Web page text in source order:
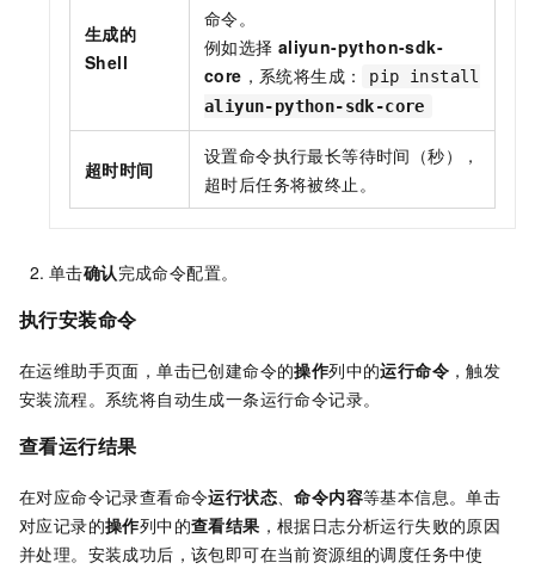
生成的
Shell
命令。
例如选择 aliyun-python-sdk-
core ，系统将生成：
pip install
aliyun-python-sdk-core
超时时间
设置命令执行最长等待时间（秒），
超时后任务将被终止。
单击确认完成命令配置。
执行安装命令
在运维助手页面，单击已创建命令的操作列中的运行命令 ，触发
安装流程。系统将自动生成一条运行命令记录。
查看运行结果
在对应命令记录查看命令运行状态 、命令内容等基本信息。单击
对应记录的操作列中的查看结果 ，根据日志分析运行失败的原因
并处理。安装成功后，该包即可在当前资源组的调度任务中使